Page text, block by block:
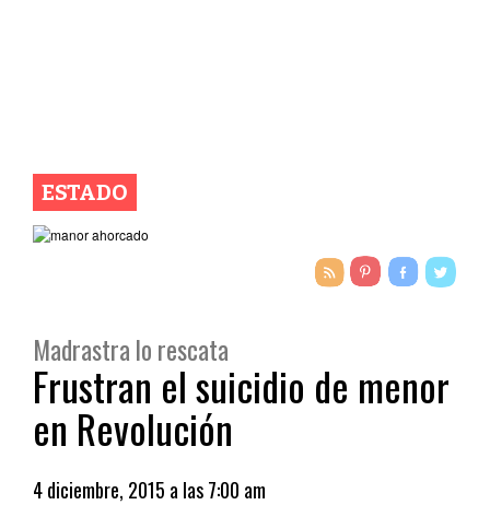
ESTADO
Madrastra lo rescata
Frustran el suicidio de menor
en Revolución
4 diciembre, 2015 a las 7:00 am